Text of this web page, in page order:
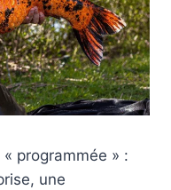
programmée » :
une